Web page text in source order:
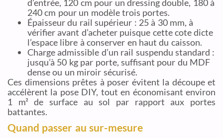
d’entrée, 120 cm pour un dressing double, 180 à
240 cm pour un modèle trois portes.
Épaisseur du rail supérieur : 25 à 30 mm, à
vérifier avant d’acheter puisque cette cote dicte
l’espace libre à conserver en haut du caisson.
Charge admissible d’un rail suspendu standard :
jusqu’à 50 kg par porte, suffisant pour du MDF
dense ou un miroir sécurisé.
Ces dimensions prêtes à poser évitent la découpe et
accélèrent la pose DIY, tout en économisant environ
1 m² de surface au sol par rapport aux portes
battantes.
Quand passer au sur-mesure